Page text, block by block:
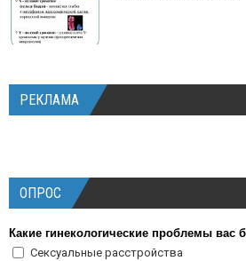
РЕКЛАМА
ОПРОС
Какие гинекологические проблемы вас
Сексуальные расстройства